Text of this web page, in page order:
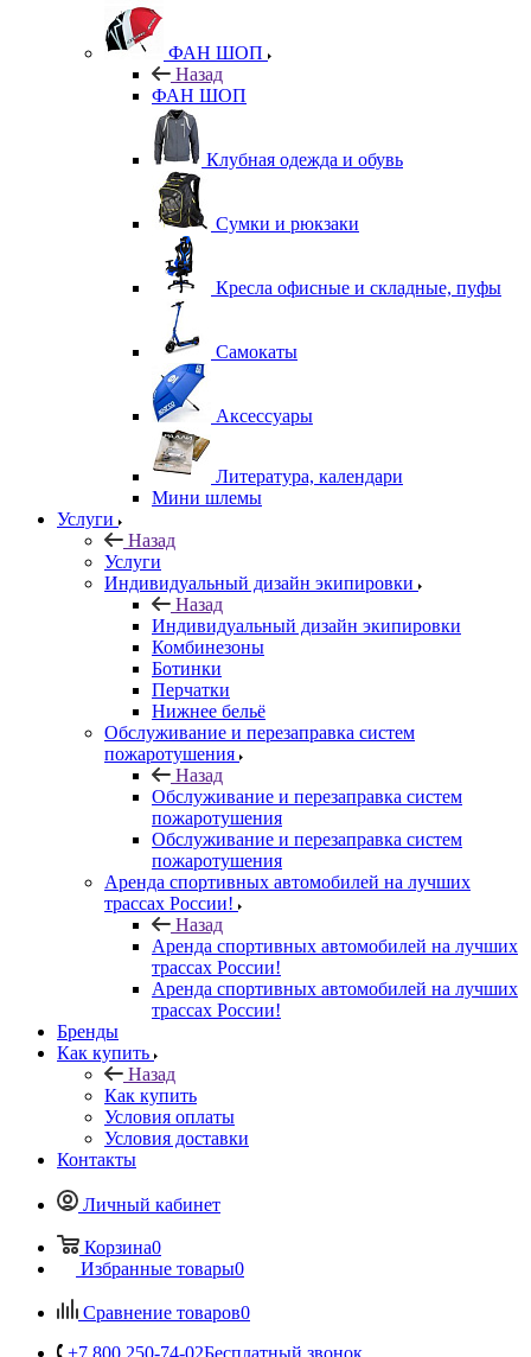
ФАН ШОП
Назад
ФАН ШОП
Клубная одежда и обувь
Сумки и рюкзаки
Кресла офисные и складные, пуфы
Самокаты
Аксессуары
Литература, календари
Мини шлемы
Услуги
Назад
Услуги
Индивидуальный дизайн экипировки
Назад
Индивидуальный дизайн экипировки
Комбинезоны
Ботинки
Перчатки
Нижнее бельё
Обслуживание и перезаправка систем
пожаротушения
Назад
Обслуживание и перезаправка систем
пожаротушения
Обслуживание и перезаправка систем
пожаротушения
Аренда спортивных автомобилей на лучших
трассах России!
Назад
Аренда спортивных автомобилей на лучших
трассах России!
Аренда спортивных автомобилей на лучших
трассах России!
Бренды
Как купить
Назад
Как купить
Условия оплаты
Условия доставки
Контакты
Личный кабинет
Корзина0
Избранные товары0
Сравнение товаров0
+7 800 250-74-02Бесплатный звонок